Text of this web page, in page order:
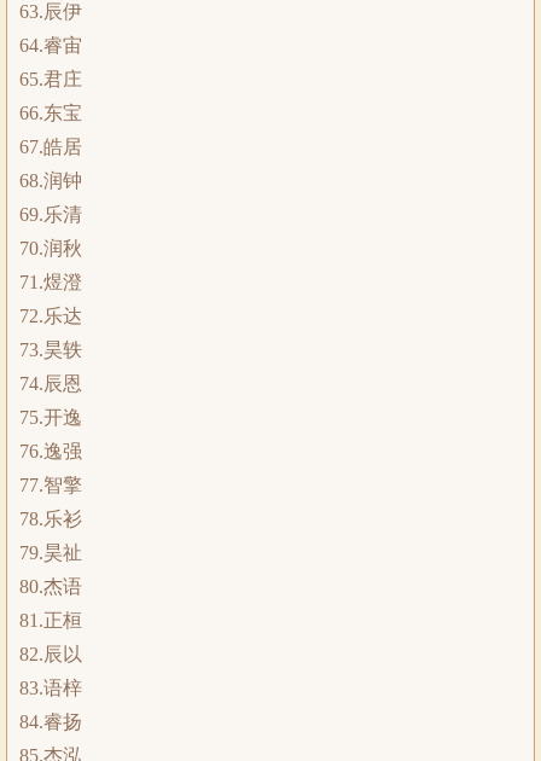
63.辰伊
64.睿宙
65.君庄
66.东宝
67.皓居
68.润钟
69.乐清
70.润秋
71.煜澄
72.乐达
73.昊轶
74.辰恩
75.开逸
76.逸强
77.智擎
78.乐衫
79.昊祉
80.杰语
81.正桓
82.辰以
83.语梓
84.睿扬
85.杰泓